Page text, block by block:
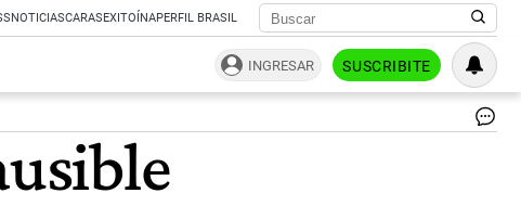
NOTICIASCARASEXITOÍNAPERFIL BRASIL
INGRESAR SUSCRIBITE